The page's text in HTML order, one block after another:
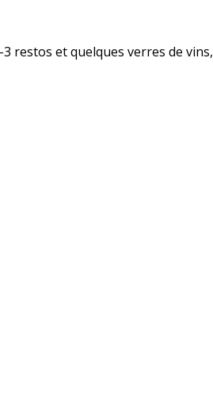
et quelques verres de